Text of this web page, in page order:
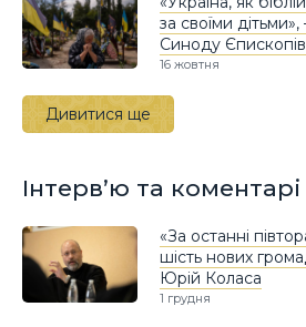
за своїми
Синоду
16 жовтня
Дивитися ще
Інтерв’ю та коментарі
«За останні
шість нових
Юрій Коласа
1 грудня